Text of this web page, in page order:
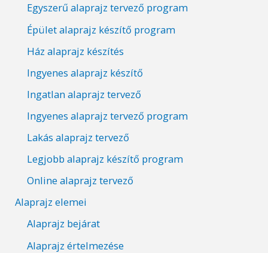
Egyszerű alaprajz tervező program
Épület alaprajz készítő program
Ház alaprajz készítés
Ingyenes alaprajz készítő
Ingatlan alaprajz tervező
Ingyenes alaprajz tervező program
Lakás alaprajz tervező
Legjobb alaprajz készítő program
Online alaprajz tervező
Alaprajz elemei
Alaprajz bejárat
Alaprajz értelmezése